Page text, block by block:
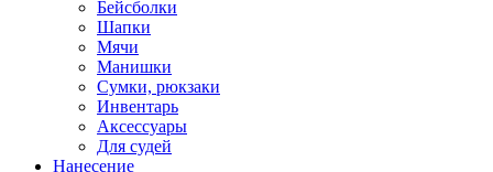
Бейсболки
Шапки
Мячи
Манишки
Сумки, рюкзаки
Инвентарь
Аксессуары
Для судей
Нанесение